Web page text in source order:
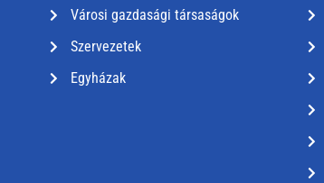
Városi gazdasági társaságok
Szervezetek
Egyházak